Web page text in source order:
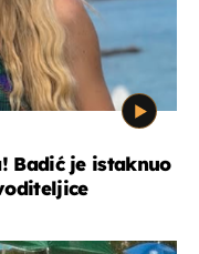
Badić je istaknuo